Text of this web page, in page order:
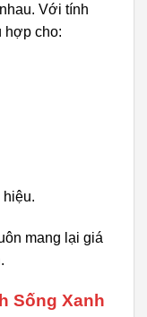
Với tính
hợp cho:
mang lại giá
Sống Xanh